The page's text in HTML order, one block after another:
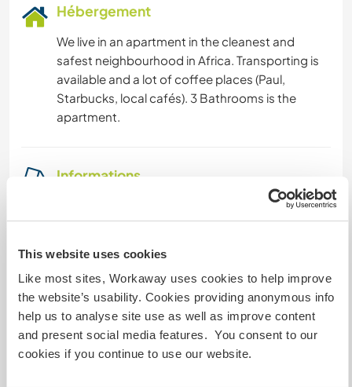
This website uses cookies
Like most sites, Workaway uses cookies to help improve
the website’s usability. Cookies providing anonymous info
help us to analyse site use as well as improve content
and present social media features. You consent to our
cookies if you continue to use our website.
Hébergement
We live in an apartment in the cleanest and
safest neighbourhood in Africa. Transporting is
available and a lot of coffee places (Paul,
Starbucks, local cafés). 3 Bathrooms is the
apartment.
Informations
Accès Internet
Nous avons des animaux
Nous sommes fumeurs